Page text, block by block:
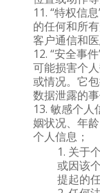
“特权信
的任何和所
客户通信和医
“安全事
可能损害个
或情况。它
数据泄露的事
敏感个人
姻状况、年
个人信息；
关于
或因该
提起的